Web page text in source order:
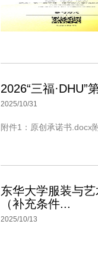
2026“三福
2025/10/31
附件1：原创承诺书.docx
东华大学服装与
（补充条件...
2025/10/13